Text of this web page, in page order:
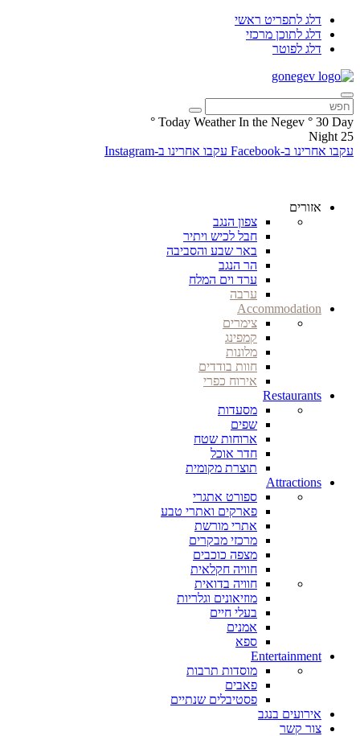
דלג לתפריט ראשי
דלג לתוכן מרכזי
דלג לפוטר
Today Weather In the Negev ° 30 Day
°
25
Night
עקבו אחרינו ב-Facebook
עקבו אחרינו ב-Instagram
אזורים
צפון הנגב
חבל לכיש ויתיר
באר שבע והסביבה
הר הנגב
ערד וים המלח
ערבה
Accommodation
צימרים
קמפינג
מלונות
חוות בודדים
אירוח כפרי
Restaurants
מסעדות
שפים
ארוחות שטח
חדר אוכל
תוצרת מקומית
Attractions
ספורט אתגרי
פארקים ואתרי טבע
אתרי מורשת
מרכזי מבקרים
מצפה כוכבים
חוויה חקלאית
חוויה בדואית
מוזיאונים וגלריות
בעלי חיים
אמנים
ספא
Entertainment
מוסדות תרבות
פאבים
פסטיבלים שנתיים
אירועים בנגב
צור קשר